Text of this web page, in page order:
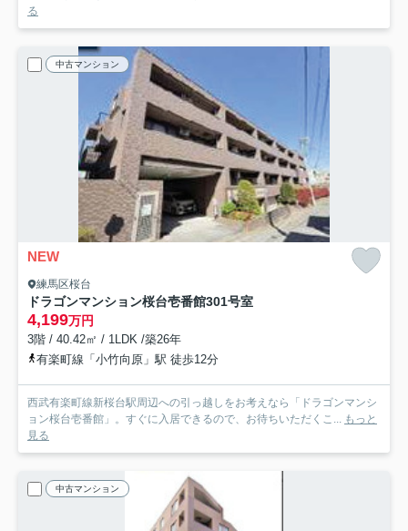
る
中古マンション
NEW
練馬区桜台
ドラゴンマンション桜台壱番館301号室
4,199万円
3階 / 40.42㎡ / 1LDK /築26年
有楽町線「小竹向原」駅 徒歩12分
西武有楽町線新桜台駅周辺への引っ越しをお考えなら「ドラゴンマンシ
ョン桜台壱番館」。すぐに入居できるので、お待ちいただくこ... もっと
見る
中古マンション